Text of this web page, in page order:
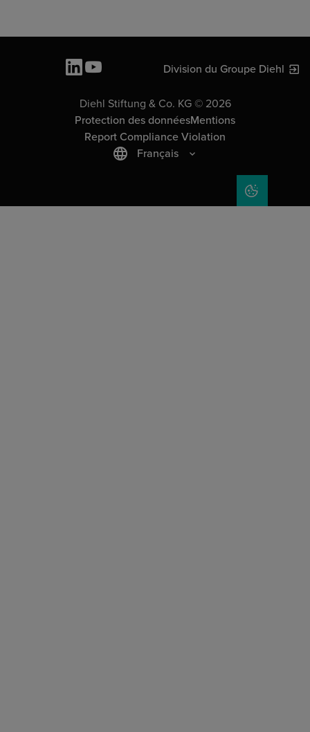
Division du Groupe Diehl
Diehl Stiftung & Co. KG © 2026
Protection des donnéesMentions
Report Compliance Violation
Français
COOKIE